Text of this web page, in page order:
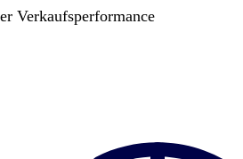
Verkaufsperformance